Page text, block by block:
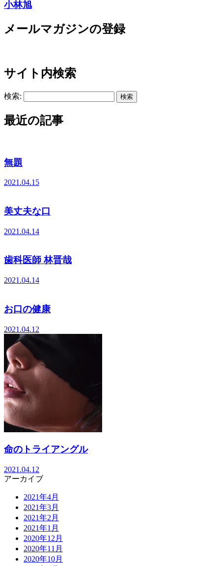
小林旭
メールマガジンの登録
サイト内検索
検索:
最近の記事
無題
2021.04.15
美丈夫な口
2021.04.14
歯科医師 林晋哉
2021.04.14
お口の健康
2021.04.12
命のトライアングル
2021.04.12
アーカイブ
2021年4月
2021年3月
2021年2月
2021年1月
2020年12月
2020年11月
2020年10月